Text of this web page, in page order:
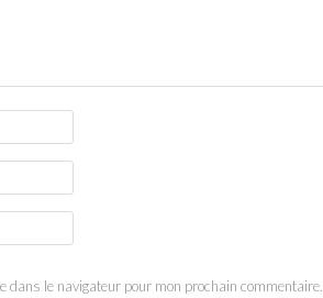
dans le navigateur pour mon prochain commentaire.